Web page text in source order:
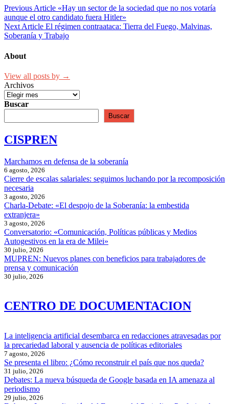
Previous Article «Hay un sector de la sociedad que no nos votaría
aunque el otro candidato fuera Hitler»
Next Article El régimen contraataca: Tierra del Fuego, Malvinas,
Soberanía y Trabajo
About
View all posts by →
Archivos
Buscar
Buscar
CISPREN
Marchamos en defensa de la soberanía
6 agosto, 2026
Cierre de escalas salariales: seguimos luchando por la recomposición
necesaria
3 agosto, 2026
Charla-Debate: «El despojo de la Soberanía: la embestida
extranjera»
3 agosto, 2026
Conversatorio: «Comunicación, Políticas públicas y Medios
Autogestivos en la era de Milei»
30 julio, 2026
MUPREN: Nuevos planes con beneficios para trabajadores de
prensa y comunicación
30 julio, 2026
CENTRO DE DOCUMENTACION
La inteligencia artificial desembarca en redacciones atravesadas por
la precariedad laboral y ausencia de políticas editoriales
7 agosto, 2026
Se presenta el libro: ¿Cómo reconstruir el país que nos queda?
31 julio, 2026
Debates: La nueva búsqueda de Google basada en IA amenaza al
periodismo
29 julio, 2026